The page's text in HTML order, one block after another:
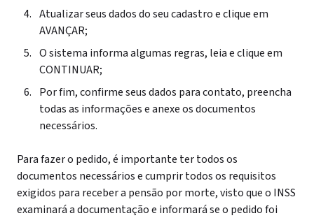
Atualizar seus dados do seu cadastro e clique em
AVANÇAR;
O sistema informa algumas regras, leia e clique em
CONTINUAR;
Por fim, confirme seus dados para contato, preencha
todas as informações e anexe os documentos
necessários.
Para fazer o pedido, é importante ter todos os
documentos necessários e cumprir todos os requisitos
exigidos para receber a pensão por morte, visto que o INSS
examinará a documentação e informará se o pedido foi